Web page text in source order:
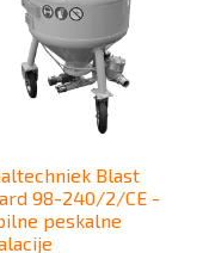
Blast
98-240/2/CE -
peskalne